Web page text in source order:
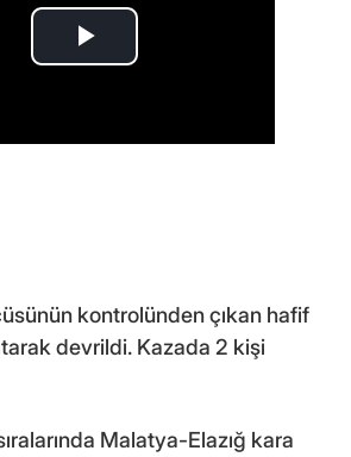
kontrolünden çıkan hafif
devrildi. Kazada 2 kişi
Malatya-Elazığ kara